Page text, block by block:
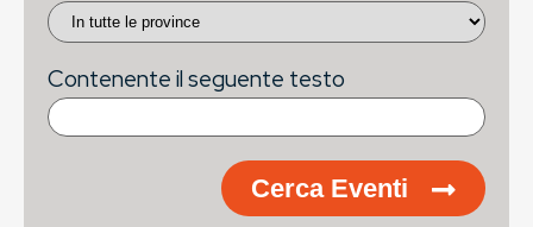
Contenente il seguente testo
Cerca Eventi